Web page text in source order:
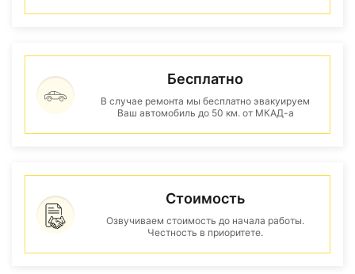
Бесплатно
В случае ремонта мы бесплатно эвакуируем
Ваш автомобиль до 50 км. от МКАД-а
Стоимость
Озвучиваем стоимость до начала работы.
Честность в приоритете.